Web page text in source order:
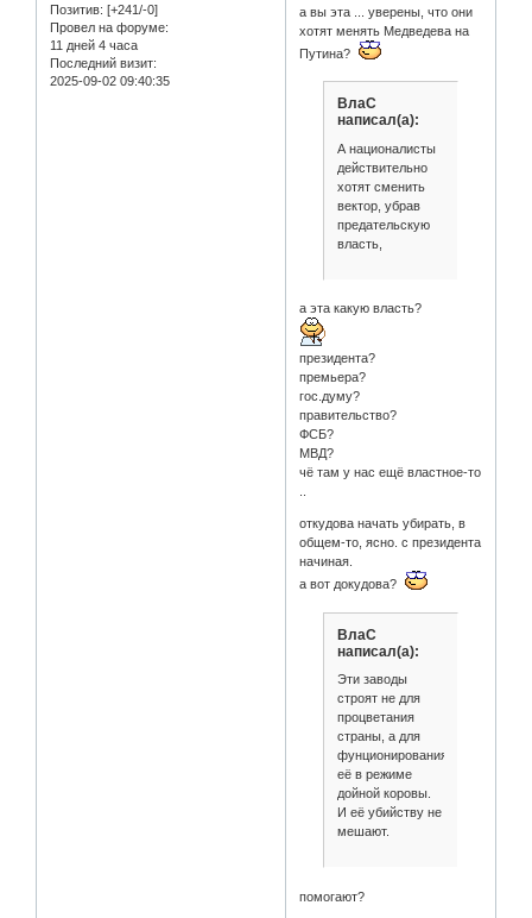
Позитив: [+241/-0]
Провел на форуме:
11 дней 4 часа
Последний визит:
2025-09-02 09:40:35
а вы эта ... уверены, что они
хотят менять Медведева на
Путина?
ВлаС
написал(а):
А националисты
действительно
хотят сменить
вектор, убрав
предательскую
власть,
а эта какую власть?
президента?
премьера?
гос.думу?
правительство?
ФСБ?
МВД?
чё там у нас ещё властное-то
откудова начать убирать, в
общем-то, ясно. с президента
начиная.
а вот докудова?
ВлаС
написал(а):
Эти заводы
строят не для
процветания
страны, а для
фунционирования
её в режиме
дойной коровы.
И её убийству не
мешают.
помогают?